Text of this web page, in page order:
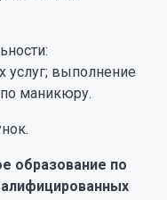
услуг; выполнение
маникюру.
образование по